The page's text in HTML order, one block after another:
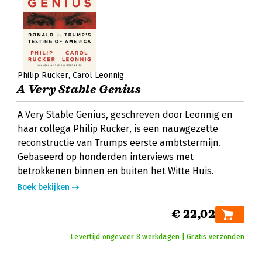
Philip Rucker Carol Leonnig
A Very Stable Genius
A Very Stable Genius, geschreven door Leonnig en
haar collega Philip Rucker, is een nauwgezette
reconstructie van Trumps eerste ambtstermijn.
Gebaseerd op honderden interviews met
betrokkenen binnen en buiten het Witte Huis.
Boek bekijken
€ 22,02
Levertijd ongeveer 8 werkdagen | Gratis verzonden